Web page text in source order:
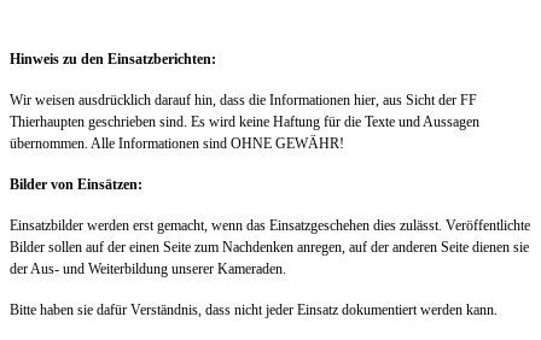
Hinweis zu den Einsatzberichten:
Wir weisen ausdrücklich darauf hin, dass die Informationen hier, aus Sicht der FF
Thierhaupten geschrieben sind. Es wird keine Haftung für die Texte und Aussagen
übernommen. Alle Informationen sind OHNE GEWÄHR!
Bilder von Einsätzen:
Einsatzbilder werden erst gemacht, wenn das Einsatzgeschehen dies zulässt. Veröffentlichte
Bilder sollen auf der einen Seite zum Nachdenken anregen, auf der anderen Seite dienen sie
der Aus- und Weiterbildung unserer Kameraden.
Bitte haben sie dafür Verständnis, dass nicht jeder Einsatz dokumentiert werden kann.